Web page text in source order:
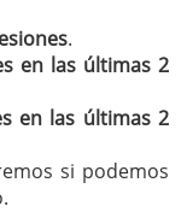
.
en las últimas 2
en las últimas 2
si podemos